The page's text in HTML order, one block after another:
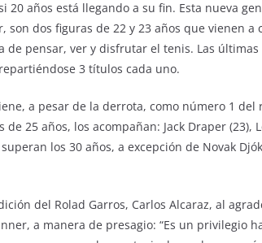
20 años está llegando a su fin. Esta nueva
son dos figuras de 22 y 23 años que vienen
de pensar, ver y disfrutar el tenis. Las
3 títulos cada uno.
a pesar de la derrota, como número 1 del
de 25 años, los acompañan: Jack Draper (23),
los 30 años, a excepción de Novak
del Rolad Garros, Carlos Alcaraz, al
a manera de presagio: “Es un privilegio